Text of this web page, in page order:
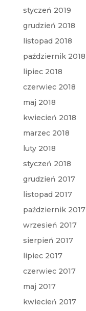
styczeń 2019
grudzień 2018
listopad 2018
październik 2018
lipiec 2018
czerwiec 2018
maj 2018
kwiecień 2018
marzec 2018
luty 2018
styczeń 2018
grudzień 2017
listopad 2017
październik 2017
wrzesień 2017
sierpień 2017
lipiec 2017
czerwiec 2017
maj 2017
kwiecień 2017